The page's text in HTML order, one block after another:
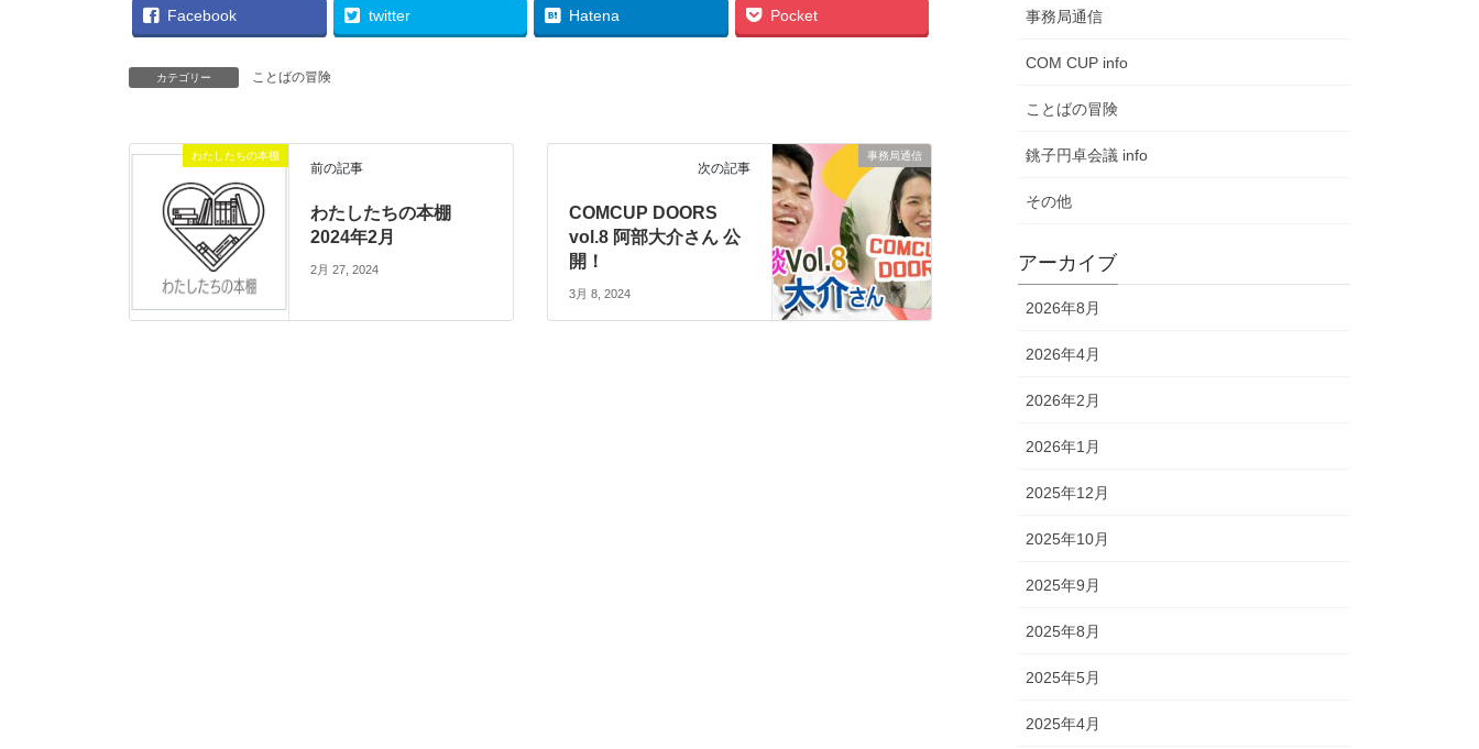
Facebook twitter Hatena Pocket
カテゴリー ことばの冒険
わたしたちの本棚
前の記事
わたしたちの本棚
2024年2月
2月 27, 2024
事務局通信
次の記事
COMCUP DOORS
vol.8 阿部大介さん 公
開！
3月 8, 2024
事務局通信
COM CUP info
ことばの冒険
銚子円卓会議 info
その他
アーカイブ
2026年8月
2026年4月
2026年2月
2026年1月
2025年12月
2025年10月
2025年9月
2025年8月
2025年5月
2025年4月